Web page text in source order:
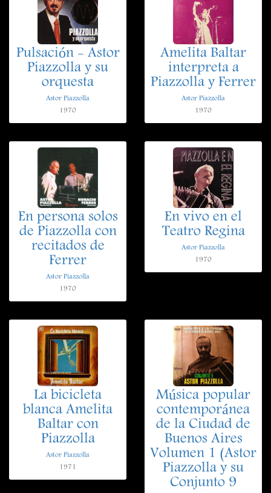
Pulsación - Astor
Piazzolla y su
orquesta
Astor Piazzolla
1970
Amelita Baltar
interpreta a
Piazzolla y Ferrer
Astor Piazzolla
1970
En persona solos
de Piazzolla con
recitados de
Ferrer
Astor Piazzolla
1970
En vivo en el
Teatro Regina
Astor Piazzolla
1970
La bicicleta
blanca Amelita
Baltar con
Piazzolla
Astor Piazzolla
1971
Música popular
contemporánea
de la Ciudad de
Buenos Aires
Volumen 1 (Astor
Piazzolla y su
Conjunto 9